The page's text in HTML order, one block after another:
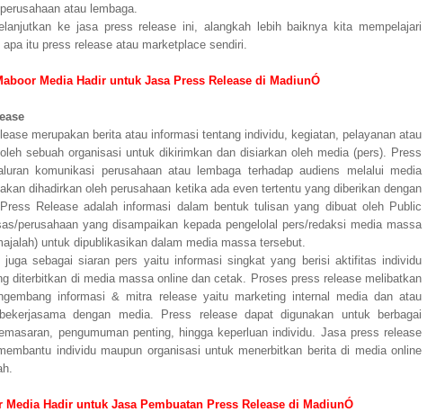
atau lembaga.
ke jasa press release ini, alangkah lebih baiknya kita mempelajari
itu press release atau marketplace sendiri.
Media Hadir untuk Jasa Press Release di MadiunÓ
merupakan berita atau informasi tentang individu, kegiatan, pelayanan atau
sebuah organisasi untuk dikirimkan dan disiarkan oleh media (pers). Press
komunikasi perusahaan atau lembaga terhadap audiens melalui media
dihadirkan oleh perusahaan ketika ada even tertentu yang diberikan dengan
Release adalah informasi dalam bentuk tulisan yang dibuat oleh Public
perusahaan yang disampaikan kepada pengelolal pers/redaksi media massa
untuk dipublikasikan dalam media massa tersebut.
juga sebagai siaran pers yaitu informasi singkat yang berisi aktifitas individu
diterbitkan di media massa online dan cetak. Proses press release melibatkan
informasi & mitra release yaitu marketing internal media dan atau
dengan media. Press release dapat digunakan untuk berbagai
pengumuman penting, hingga keperluan individu. Jasa press release
individu maupun organisasi untuk menerbitkan berita di media online
Media Hadir untuk Jasa Pembuatan Press Release di MadiunÓ